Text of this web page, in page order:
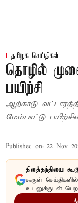
தமிழக செய்திகள்
தொழில்
பயிற்சி
ஆற்காடு
மேம்பாட்டு
Published on: 22 Nov
தினத்தந்தியை
கூகுள்
உடனுக்குடன் பெற